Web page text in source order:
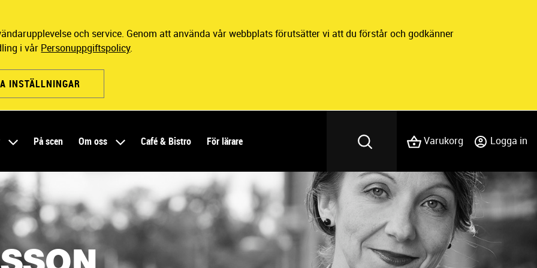
och service. Genom att använda vår webbplats förutsätter vi att du förstår och godkänner
i vår Personuppgiftspolicy.
INSTÄLLNINGAR
Varukorg Logga in
På scen Om oss Café & Bistro För lärare